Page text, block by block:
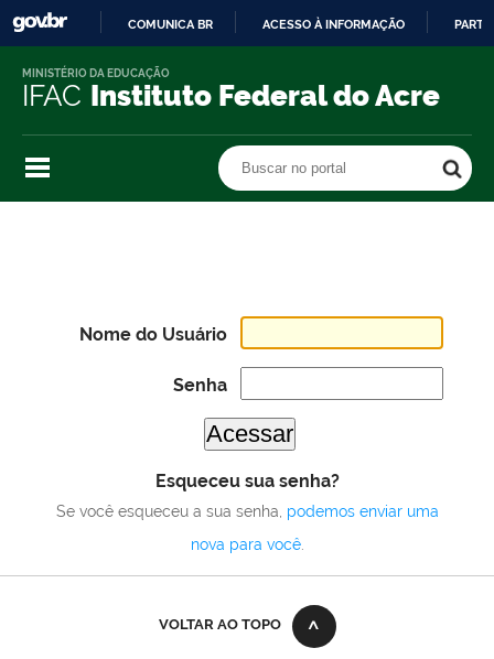
O
COMUNICA BR ACESSO À INFORMAÇÃO
IFAC Instituto Federal do Acre
MINISTÉRIO DA EDUCAÇÃO
Buscar no portal
Nome do Usuário
Senha
Esqueceu sua senha?
Se você esqueceu a sua senha, podemos enviar uma
nova para você.
VOLTAR AO TOPO